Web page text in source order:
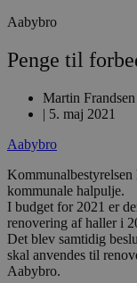
Aabybro
Penge til
Martin Frandsen
| 5. maj 2021
Aabybro
kommunale halpulje.
I budget for 2021 er
renovering af haller i
Det blev samtidig
skal anvendes til
Aabybro.